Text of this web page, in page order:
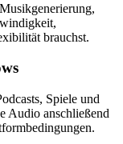
brauchst.
Spiele und
Audio anschließend